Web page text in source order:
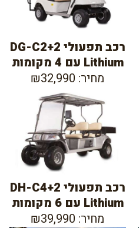
רכב תפעולי DG-C2+2
Lithium עם 4 מקומות
מחיר: ₪32,990
רכב תפעולי DH-C4+2
Lithium עם 6 מקומות
מחיר: ₪39,990